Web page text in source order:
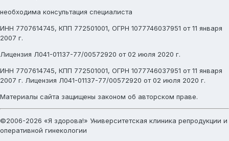
необходима консультация специалиста
ИНН 7707614745, КПП 772501001, ОГРН 1077746037951 от 11 января
2007 г.
Лицензия Л041-01137-77/00572920 от 02 июля 2020 г.
ИНН 7707614745, КПП 772501001, ОГРН 1077746037951 от 11 января
2007 г. Лицензия Л041-01137-77/00572920 от 02 июля 2020 г.
Материалы сайта защищены законом об авторском праве.
©2006-2026 «Я здорова!» Университетская клиника репродукции и
оперативной гинекологии